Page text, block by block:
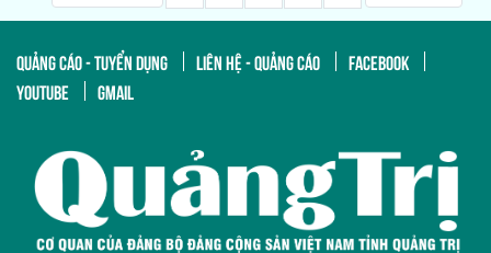
QUẢNG CÁO - TUYỂN DỤNG LIÊN HỆ - QUẢNG CÁO
FACEBOOK
YOUTUBE
GMAIL